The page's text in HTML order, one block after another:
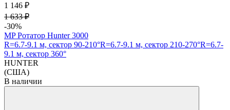
1 146 ₽
1 633 ₽
-30%
MP Ротатор Hunter 3000
R=6.7-9.1 м, сектор 90-210°R=6.7-9.1 м, сектор 210-270°R=6.7-
9.1 м, сектор 360°
HUNTER
(США)
В наличии